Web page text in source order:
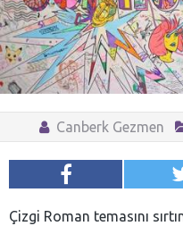
Canberk Gezmen
Çizgi Roman temasını